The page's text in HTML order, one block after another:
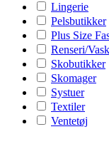
Lingerie
Pelsbutikker
Plus Size
Renseri/
Skobutikker
Skomager
Systuer
Textiler
Ventetøj